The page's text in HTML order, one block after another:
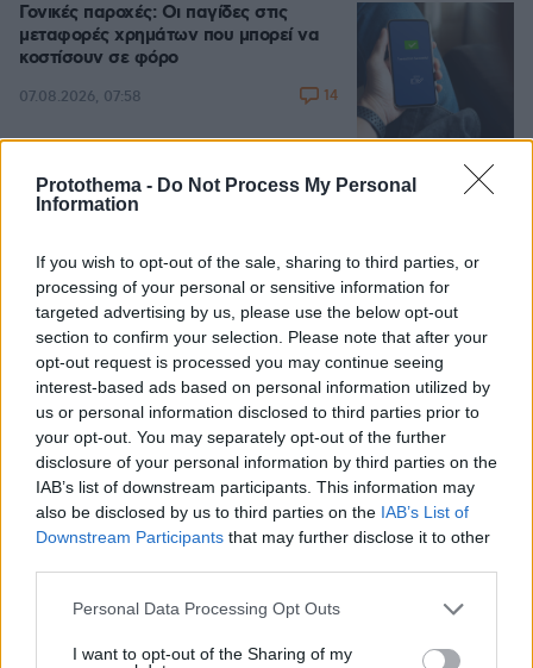
Protothema - Do Not Process My Personal
Information
If you wish to opt-out of the sale, sharing to third parties, or
processing of your personal or sensitive information for
targeted advertising by us, please use the below opt-out
section to confirm your selection. Please note that after your
opt-out request is processed you may continue seeing
interest-based ads based on personal information utilized by
us or personal information disclosed to third parties prior to
your opt-out. You may separately opt-out of the further
disclosure of your personal information by third parties on the
IAB’s list of downstream participants. This information may
also be disclosed by us to third parties on the IAB’s List of
Downstream Participants that may further disclose it to other
Please note that this website/app uses one or more Google
not limited to your visit or usage behaviour. You may click to
Personal Data Processing Opt Outs
I want to opt-out of the Sharing of my
Γονικές παροχές: Οι παγίδες στις
μεταφορές χρημάτων που μπορεί να
κοστίσουν σε φόρο
07.08.2026, 07:58 14
Ηγουμενίτσα: Του τα επέστρεψε στο
κεφάλι και είπε «εσένα σ' αρέσει
αυτό...», δείτε βίντεο
07.08.2026, 06:39 31
Η αποκαλυπτική κατάθεση της
συζύγου του Αφγανού: Πώς
γνωρίσαμε τη Λίσα, γιατί υποψιάστηκα
ότι ήταν το πτώμα στη βαλίτσα
06.08.2026, 12:32 299
που ζούσε με λύκους στην Κεντρική